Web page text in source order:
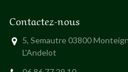
Contactez-nous
5, Semautre 03800
L'Andelot